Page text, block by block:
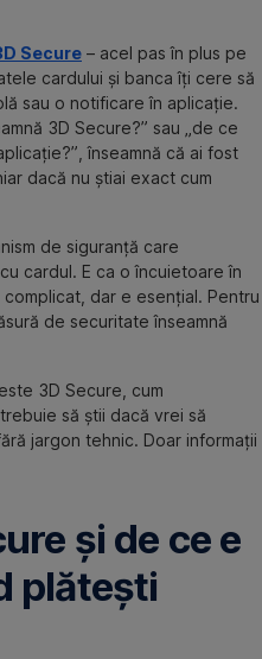
Secure – acel pas în plus pe
cardului și banca îți cere să
sau o notificare în aplicație.
3D Secure?” sau „de ce
înseamnă că ai fost
dacă nu știai exact cum
de siguranță care
cardul. E ca o încuietoare în
dar e esențial. Pentru
de securitate înseamnă
3D Secure, cum
să știi dacă vrei să
jargon tehnic. Doar informații
și de ce e
plătești